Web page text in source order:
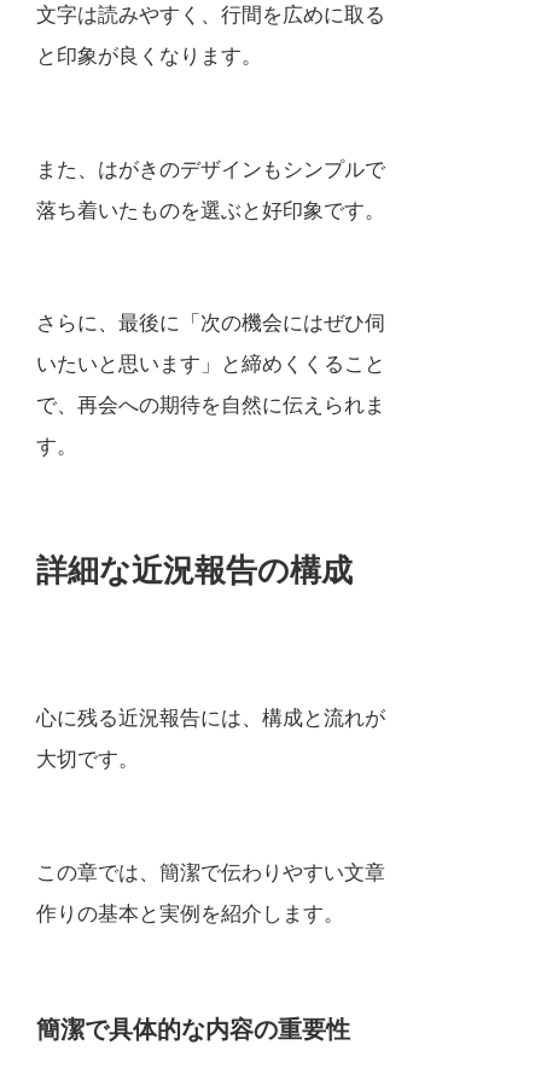
文字は読みやすく、行間を広めに取る
と印象が良くなります。
また、はがきのデザインもシンプルで
落ち着いたものを選ぶと好印象です。
さらに、最後に「次の機会にはぜひ伺
いたいと思います」と締めくくること
で、再会への期待を自然に伝えられま
す。
詳細な近況報告の構成
心に残る近況報告には、構成と流れが
大切です。
この章では、簡潔で伝わりやすい文章
作りの基本と実例を紹介します。
簡潔で具体的な内容の重要性